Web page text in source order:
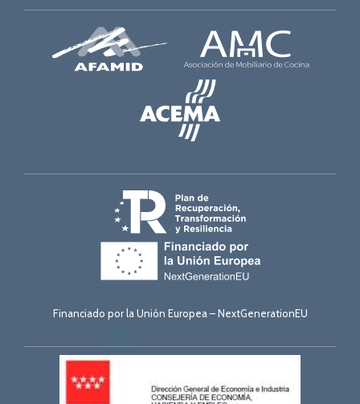
Financiado por la Unión Europea – NextGenerationEU